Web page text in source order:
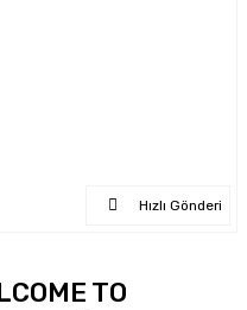
Hızlı Gönderi
TO